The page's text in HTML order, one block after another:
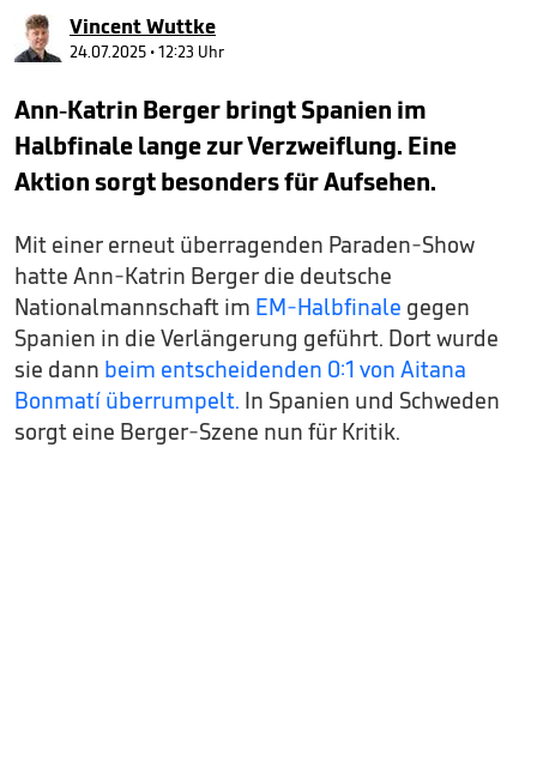
seconds
of
1
minute,
seconds
Vincent Wuttke
24.07.2025 • 12:23 Uhr
Ann-Katrin Berger bringt Spanien im
Halbfinale lange zur Verzweiflung. Eine
Aktion sorgt besonders für Aufsehen.
Mit einer erneut überragenden Paraden-Show
hatte Ann-Katrin Berger die deutsche
Nationalmannschaft im EM-Halbfinale gegen
Spanien in die Verlängerung geführt. Dort wurde
sie dann beim entscheidenden 0:1 von Aitana
Bonmatí überrumpelt. In Spanien und Schweden
sorgt eine Berger-Szene nun für Kritik.